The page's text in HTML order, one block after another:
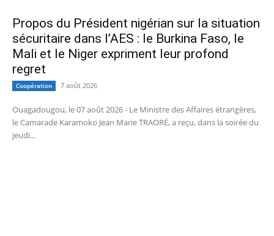
Propos du Président nigérian sur la situation
sécuritaire dans l’AES : le Burkina Faso, le
Mali et le Niger expriment leur profond
regret
Coopération 7 août 2026
Ouagadougou, le 07 août 2026 - Le Ministre des Affaires étrangères,
le Camarade Karamoko Jean Marie TRAORÉ, a reçu, dans la soirée du
jeudi...